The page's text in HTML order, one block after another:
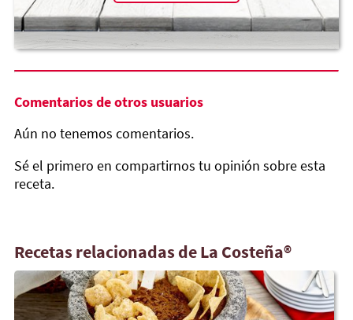
Comentarios de otros usuarios
Aún no tenemos comentarios.
Sé el primero en compartirnos tu opinión sobre esta
receta.
Recetas relacionadas de La Costeña®